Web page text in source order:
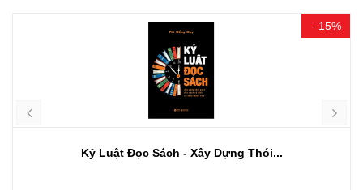
- 15%
Kỷ Luật Đọc Sách - Xây Dựng Thói...